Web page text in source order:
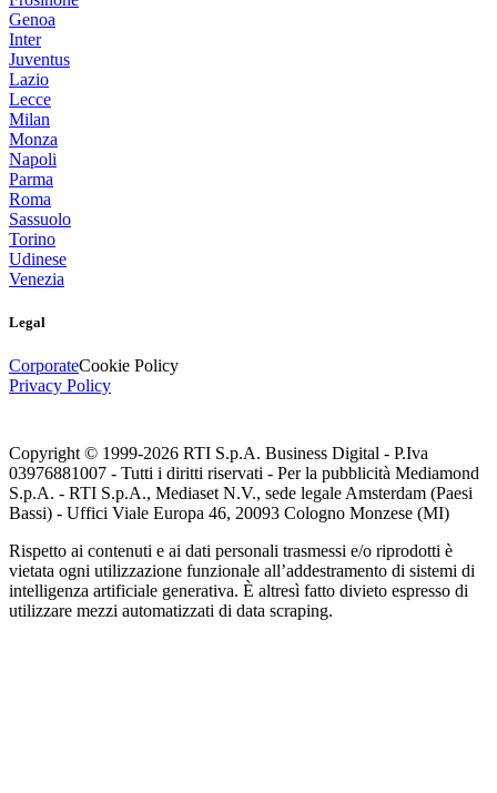
Genoa
Inter
Juventus
Lazio
Lecce
Milan
Monza
Napoli
Parma
Roma
Sassuolo
Torino
Udinese
Venezia
Legal
CorporateCookie Policy
Privacy Policy
Copyright © 1999-2026 RTI S.p.A. Business Digital - P.Iva
03976881007 - Tutti i diritti riservati - Per la pubblicità Mediamond
S.p.A. - RTI S.p.A., Mediaset N.V., sede legale Amsterdam (Paesi
Bassi) - Uffici Viale Europa 46, 20093 Cologno Monzese (MI)
Rispetto ai contenuti e ai dati personali trasmessi e/o riprodotti è
vietata ogni utilizzazione funzionale all’addestramento di sistemi di
intelligenza artificiale generativa. È altresì fatto divieto espresso di
utilizzare mezzi automatizzati di data scraping.